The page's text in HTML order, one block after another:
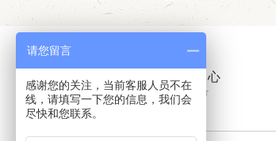
彩山首页
HOME
产品中心
PRODUCT
请您留言
感谢您的关注，当前客服人员不在
线，请填写一下您的信息，我们会
尽快和您联系。